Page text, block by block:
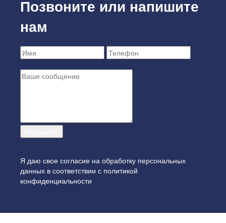
Позвоните или напишите
нам
Я даю свое согласие на обработку персональных
данных в соответствии с политикой
конфиденциальности